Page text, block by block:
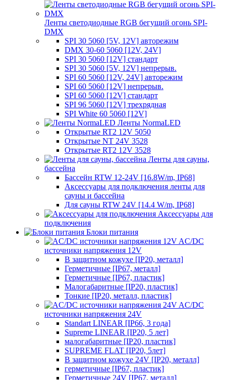
Ленты светодиодные RGB бегущий огонь SPI-
DMX
SPI 30 5060 [5V, 12V] авторежим
DMX 30-60 5060 [12V, 24V]
SPI 30 5060 [12V] стандарт
SPI 30 5060 [5V, 12V] непрерыв.
SPI 60 5060 [12V, 24V] авторежим
SPI 60 5060 [12V] непрерыв.
SPI 60 5060 [12V] стандарт
SPI 96 5060 [12V] трехрядная
SPI White 60 5060 [12V]
Ленты NormaLED
Открытые RT2 12V 5050
Открытые NT 24V 3528
Открытые RT2 12V 3528
Ленты для сауны,
бассейна
Бассейн RTW 12-24V [16.8W/m, IP68]
Аксессуары для подключения ленты для
сауны и бассейна
Для сауны RTW 24V [14.4 W/m, IP68]
Аксессуары для
подключения
Блоки питания
AC/DC
источники напряжения 12V
В защитном кожухе [IP20, металл]
Герметичные [IP67, металл]
Герметичные [IP67, пластик]
Малогабаритные [IP20, пластик]
Тонкие [IP20, металл, пластик]
AC/DC
источники напряжения 24V
Standart LINEAR [IP66, 3 года]
Supreme LINEAR [IP20, 5 лет]
малогабаритные [IP20, пластик]
SUPREME FLAT [IP20, 5лет]
В защитном кожухе 24V [IP20, металл]
герметичные [IP67, пластик]
Герметичные 24V [IP67, металл]